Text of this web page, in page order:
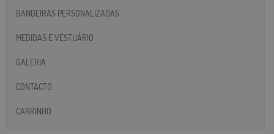
BANDEIRAS PERSONALIZADAS
MEDIDAS E VESTUÁRIO
GALERIA
CONTACTO
CARRINHO